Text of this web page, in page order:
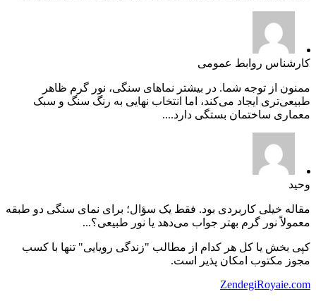
کارشناس روابط عمومی
ممنون از توجه شما. در بیشتر نماهای سنگی، نور گرم ظاهر
طبیعی‌تری ایجاد می‌کند، اما انتخاب نهایی به رنگ سنگ و سبک
معماری ساختمان بستگی دارد....
وحید
مقاله خیلی کاربردی بود. فقط یک سؤال؛ برای نمای سنگی دو طبقه
معمولاً نور گرم بهتر جواب می‌دهد یا نور طبیعی؟...
کپی بخش یا کل هر کدام از مطالب "زندگی رویایی" تنها با کسب
مجوز مکتوب امکان پذیر است.
ZendegiRoyaie.com